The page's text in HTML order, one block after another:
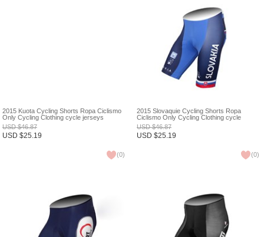
2015 Kuota Cycling Shorts Ropa Ciclismo
Only Cycling Clothing cycle jerseys
Ciclismo bicicletas maillot ciclismo XXS
USD$46.87
USD $25.19
(0)
2015 Slovaquie Cycling Shorts Ropa
Ciclismo Only Cycling Clothing cycle
jerseys Ciclismo bicicletas maillot ciclismo
XXS
USD$46.87
USD $25.19
(0)